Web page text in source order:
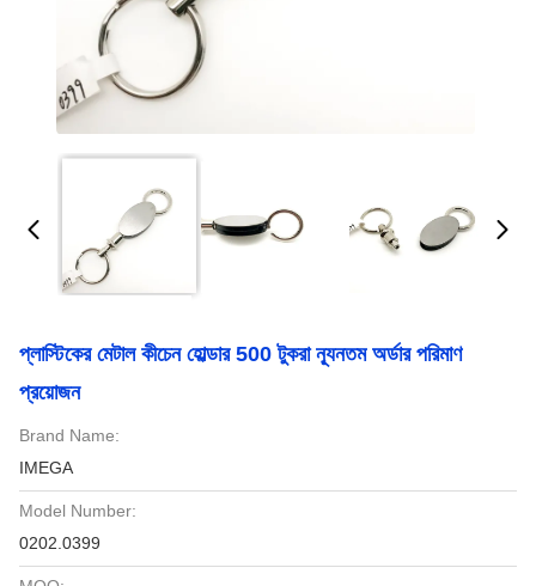
প্লাস্টিকের মেটাল কীচেন হোল্ডার 500 টুকরা ন্যূনতম অর্ডার পরিমাণ
প্রয়োজন
Brand Name:
IMEGA
Model Number:
0202.0399